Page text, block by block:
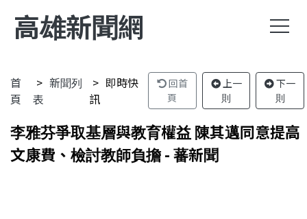
高雄新聞網
首
頁
新聞列
表
即時快
訊
回首
頁
上一
則
下一
則
李雅芬爭取基層與教育權益 陳其邁同意提高
文康費、檢討教師負擔 - 蕃新聞